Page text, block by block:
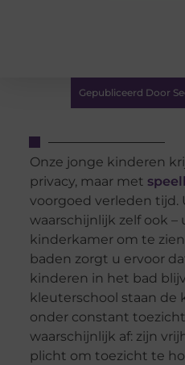
Gepubliceerd Door
Onze jonge kinderen
privacy, maar met
voorgoed verleden tijd.
waarschijnlijk zelf ook –
kinderkamer om te
baden zorgt u ervoor
kinderen in het bad
kleuterschool staan de
onder constant
waarschijnlijk af: zijn
plicht om toezicht te